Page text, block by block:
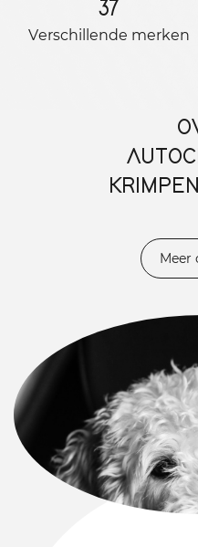
37
Verschillende merken
Meer